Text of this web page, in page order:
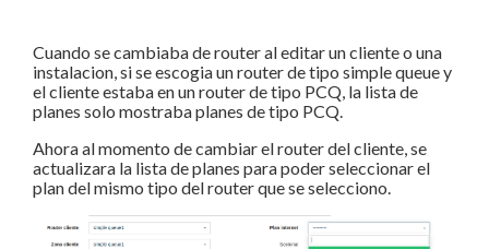
Cuando se cambiaba de router al editar un cliente o una
instalacion, si se escogia un router de tipo simple queue y
el cliente estaba en un router de tipo PCQ, la lista de
planes solo mostraba planes de tipo PCQ.
Ahora al momento de cambiar el router del cliente, se
actualizara la lista de planes para poder seleccionar el
plan del mismo tipo del router que se selecciono.